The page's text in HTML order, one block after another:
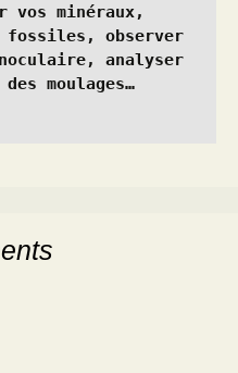
minéraux,
fossiles, observer
analyser
moulages…